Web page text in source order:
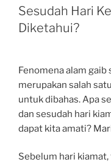
Sesudah Hari
Diketahui?
Fenomena alam
merupakan salah
untuk dibahas. Apa
dan sesudah hari
dapat kita amati?
Sebelum hari